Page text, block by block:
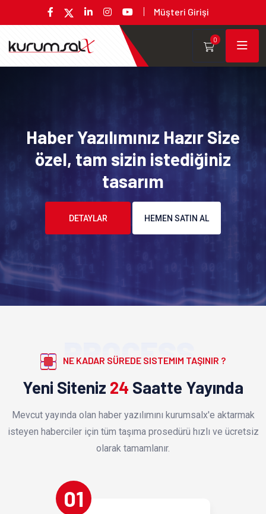
Müşteri Girişi
0
Haber Yazılımınız Hazır Size
özel, tam sizin istediğiniz
tasarım
DETAYLAR HEMEN SATIN AL
PROCESS
NE KADAR SÜREDE SISTEMIM TAŞINIR ?
Yeni Siteniz 24 Saatte Yayında
Mevcut yayında olan haber yazılımını kurumsalx'e aktarmak
isteyen haberciler için tüm taşıma prosedürü hızlı ve ücretsiz
olarak tamamlanır.
01